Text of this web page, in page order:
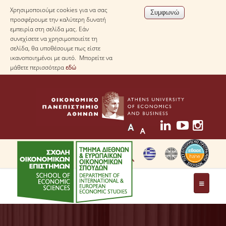
Χρησιμοποιούμε cookies για να σας
προσφέρουμε την καλύτερη δυνατή
εμπειρία στη σελίδα μας. Εάν
συνεχίσετε να χρησιμοποιείτε τη
σελίδα, θα υποθέσουμε πως είστε
ικανοποιημένοι με αυτό. Μπορείτε να
μάθετε περισσότεραεδώ
ΤΟ ΤΜΗΜΑ